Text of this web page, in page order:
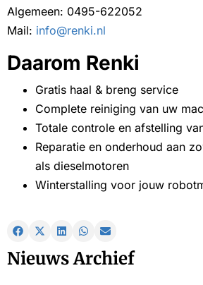
Algemeen: 0495-622052
Mail: info@renki.nl
Daarom Renki
Gratis haal & breng service
Complete reiniging van uw
Totale controle en afstelling
Reparatie en onderhoud aan
als dieselmotoren
Winterstalling voor jouw
Nieuws Archief